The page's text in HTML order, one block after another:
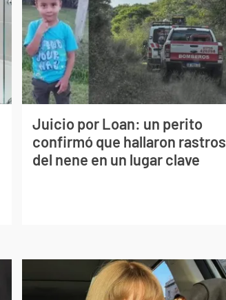
Juicio por Loan: un perito
confirmó que hallaron rastros
del nene en un lugar clave